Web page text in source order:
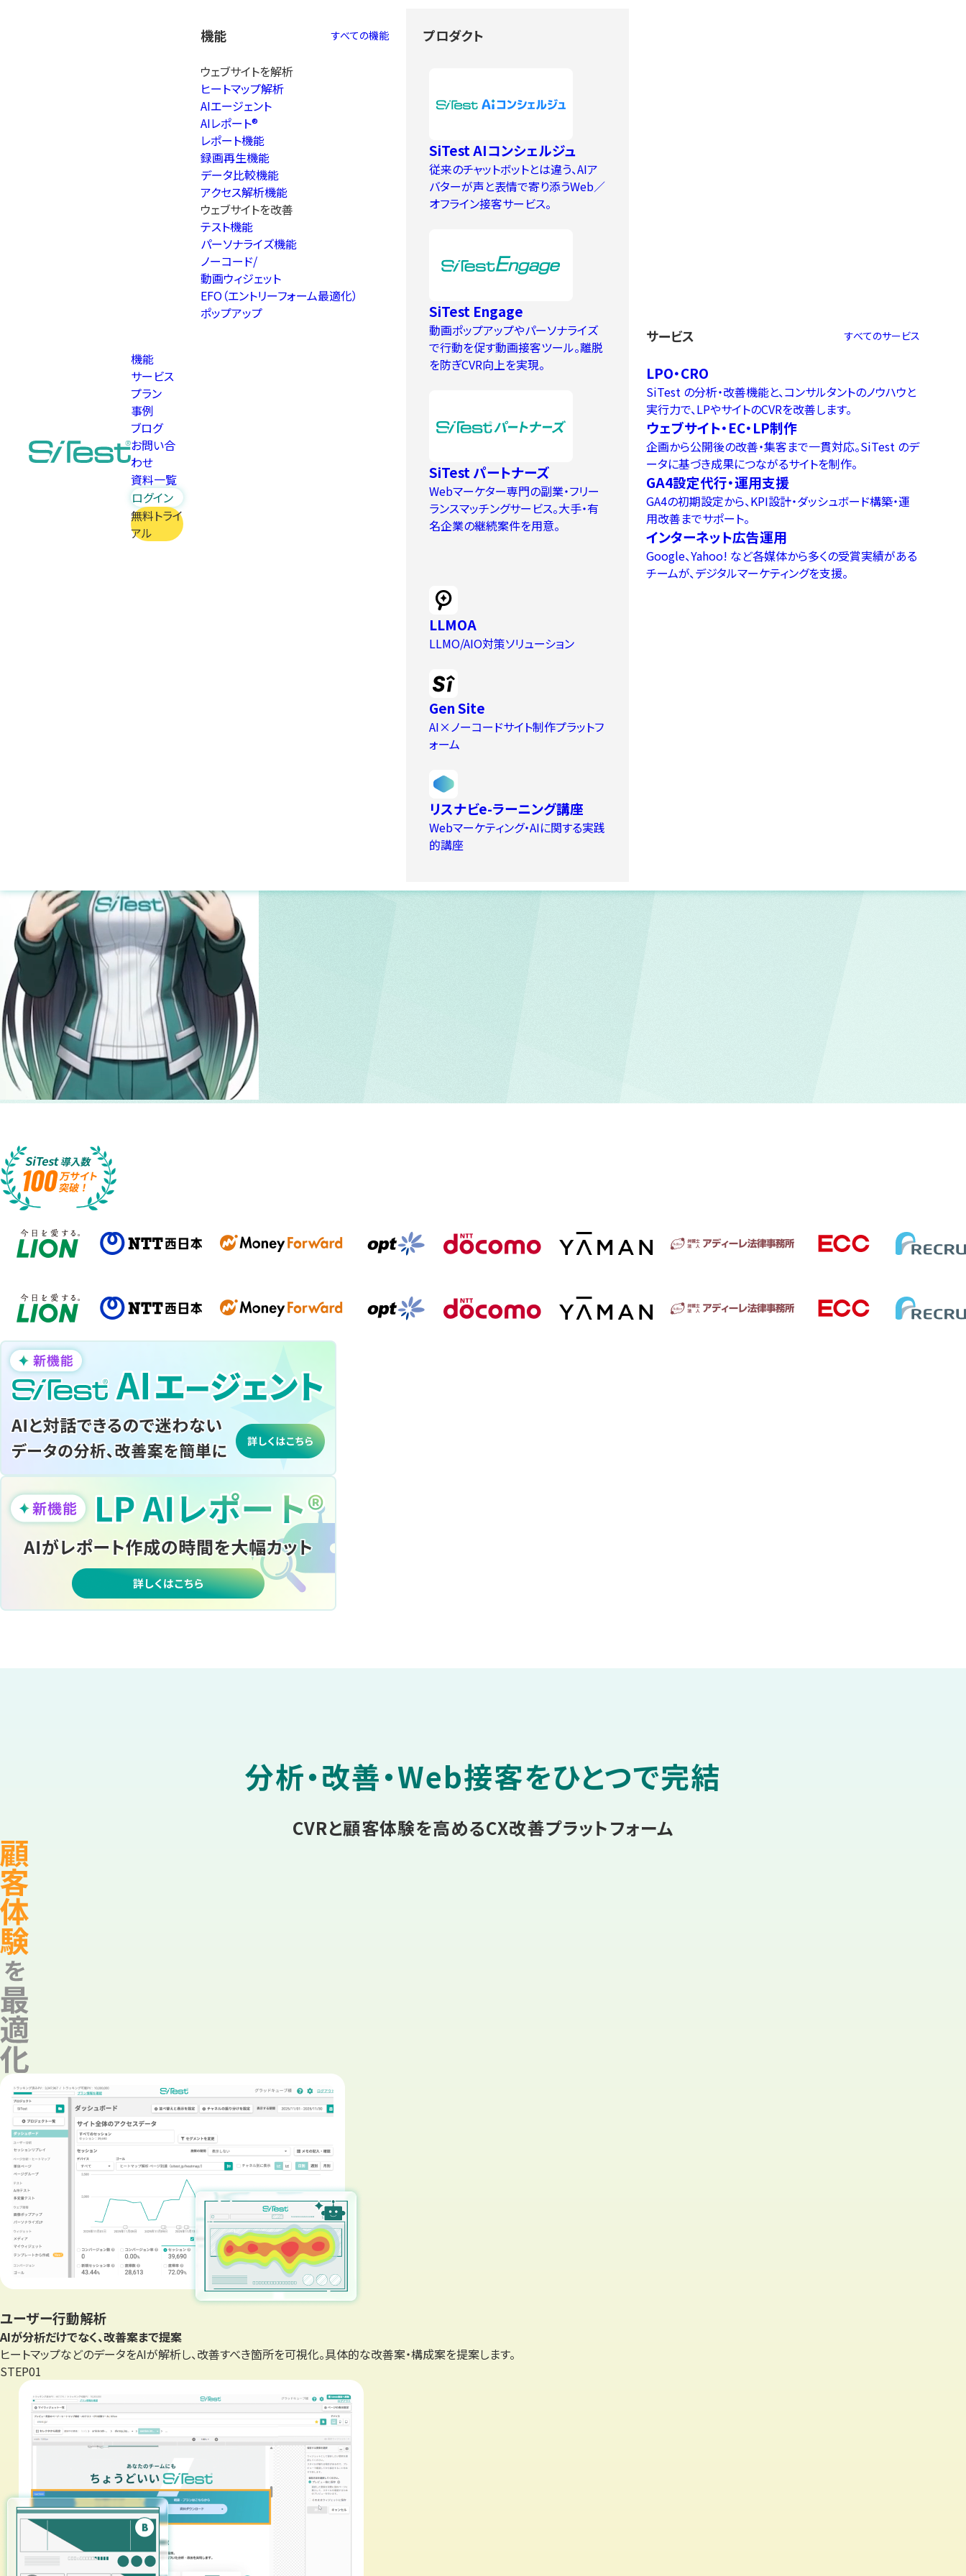
機能
サービス
プラン
事例
ブログ
お問い合
わせ
資料一覧
ログイン
無料トライ
アル
機能 すべての機能
ウェブサイトを解析
ヒートマップ解析
AIエージェント
AIレポート®
レポート機能
録画再生機能
データ比較機能
アクセス解析機能
ウェブサイトを改善
テスト機能
パーソナライズ機能
ノーコード/
動画ウィジェット
EFO（エントリーフォーム最適化）
ポップアップ
プロダクト
SiTest AIコンシェルジュ
従来のチャットボットとは違う、AIア
バターが声と表情で寄り添うWeb／
オフライン接客サービス。
SiTest Engage
動画ポップアップやパーソナライズ
で行動を促す動画接客ツール。離脱
を防ぎCVR向上を実現。
SiTest パートナーズ
Webマーケター専門の副業・フリー
ランスマッチングサービス。大手・有
名企業の継続案件を用意。
LLMOA
LLMO/AIO対策ソリューション
Gen Site
AI×ノーコードサイト制作プラットフ
ォーム
リスナビe-ラーニング講座
Webマーケティング・AIに関する実践
的講座
サービス すべてのサービス
LPO・CRO
SiTest の分析・改善機能と、コンサルタントのノウハウと
実行力で、LPやサイトのCVRを改善します。
ウェブサイト・EC・LP制作
企画から公開後の改善・集客まで一貫対応。SiTest のデ
ータに基づき成果につながるサイトを制作。
GA4設定代行・運用支援
GA4の初期設定から、KPI設計・ダッシュボード構築・運
用改善までサポート。
インターネット広告運用
Google、Yahoo! など各媒体から多くの受賞実績がある
チームが、デジタルマーケティングを支援。
Rを改 TV を最 大
OIを向 る離脱を防止
Webサイトの分析・A/Bテスト・
A/BテストEFOパーソナライズ動画接客
まずは無料でトライアル
分析・改善・Web接客をひとつで完結
CVRと顧客体験を高めるCX改善プラットフォーム
ユーザー行動解析
AIが分析だけでなく、改善案まで提案
ヒートマップなどのデータをAIが解析し、改善すべき箇所を可視化。具体的な改善案・構成案を提案します。
STEP01